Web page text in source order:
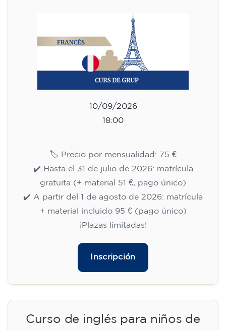
10/09/2026
18:00
🏷️ Precio por mensualidad: 75 €
✔️ Hasta el 31 de julio de 2026: matrícula
gratuita (+ material 51 €, pago único)
✔️ A partir del 1 de agosto de 2026: matrícula
+ material incluido 95 € (pago único)
¡Plazas limitadas!
Inscripción
Curso de inglés para niños de